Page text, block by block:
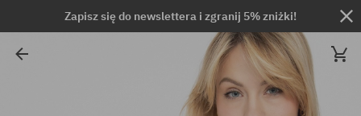
Zapisz się do newslettera i zgranij 5% zniżki!